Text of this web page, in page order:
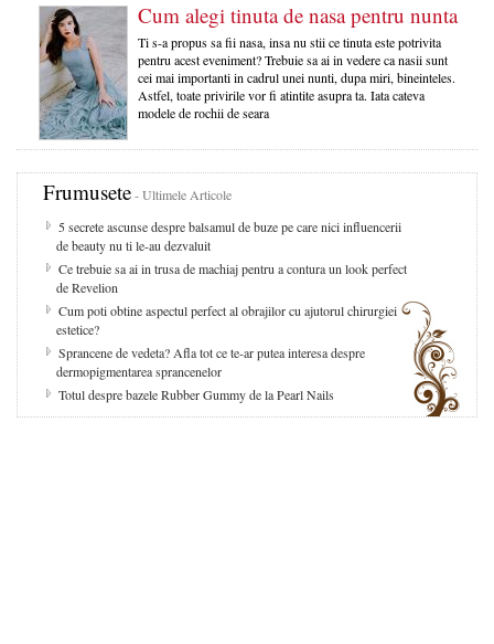
Cum alegi tinuta de nasa pentru nunta
Ti s-a propus sa fii nasa, insa nu stii ce tinuta este potrivita
pentru acest eveniment? Trebuie sa ai in vedere ca nasii sunt
cei mai importanti in cadrul unei nunti, dupa miri, bineinteles.
Astfel, toate privirile vor fi atintite asupra ta. Iata cateva
modele de rochii de seara
Frumusete- Ultimele Articole
5 secrete ascunse despre balsamul de buze pe care nici influencerii
de beauty nu ti le-au dezvaluit
Ce trebuie sa ai in trusa de machiaj pentru a contura un look perfect
de Revelion
Cum poti obtine aspectul perfect al obrajilor cu ajutorul chirurgiei
estetice?
Sprancene de vedeta? Afla tot ce te-ar putea interesa despre
dermopigmentarea sprancenelor
Totul despre bazele Rubber Gummy de la Pearl Nails